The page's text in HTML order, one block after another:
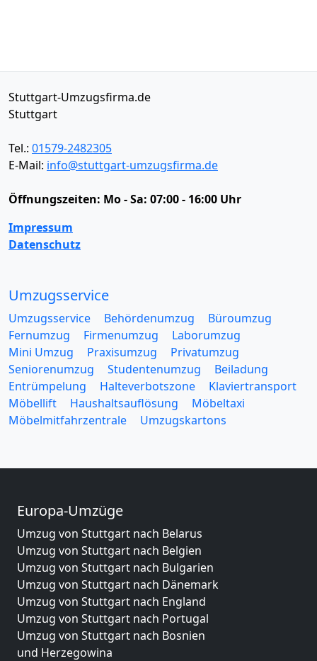
Stuttgart-Umzugsfirma.de
Stuttgart
Tel.: 01579-2482305
E-Mail: info@stuttgart-umzugsfirma.de
Öffnungszeiten: Mo - Sa: 07:00 - 16:00 Uhr
Impressum
Datenschutz
Umzugsservice
Umzugsservice Behördenumzug
Büroumzug
Fernumzug
Firmenumzug
Laborumzug
Mini Umzug
Praxisumzug
Privatumzug
Seniorenumzug
Studentenumzug
Beiladung
Entrümpelung
Halteverbotszone
Klaviertransport
Möbellift
Haushaltsauflösung
Möbeltaxi
Möbelmitfahrzentrale
Umzugskartons
Europa-Umzüge
Umzug von Stuttgart nach Belarus
Umzug von Stuttgart nach Belgien
Umzug von Stuttgart nach Bulgarien
Umzug von Stuttgart nach Dänemark
Umzug von Stuttgart nach England
Umzug von Stuttgart nach Portugal
Umzug von Stuttgart nach Bosnien
und Herzegowina